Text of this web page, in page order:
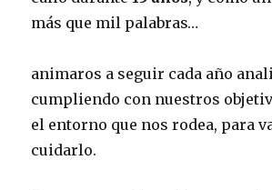
más que mil palabras…
animaros a seguir cada año
cumpliendo con nuestros
el entorno que nos rodea, para
cuidarlo.